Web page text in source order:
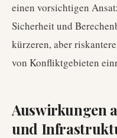
einen vorsichtigen
Sicherheit und
kürzeren, aber
von Konfliktgebieten
Auswirkungen
und